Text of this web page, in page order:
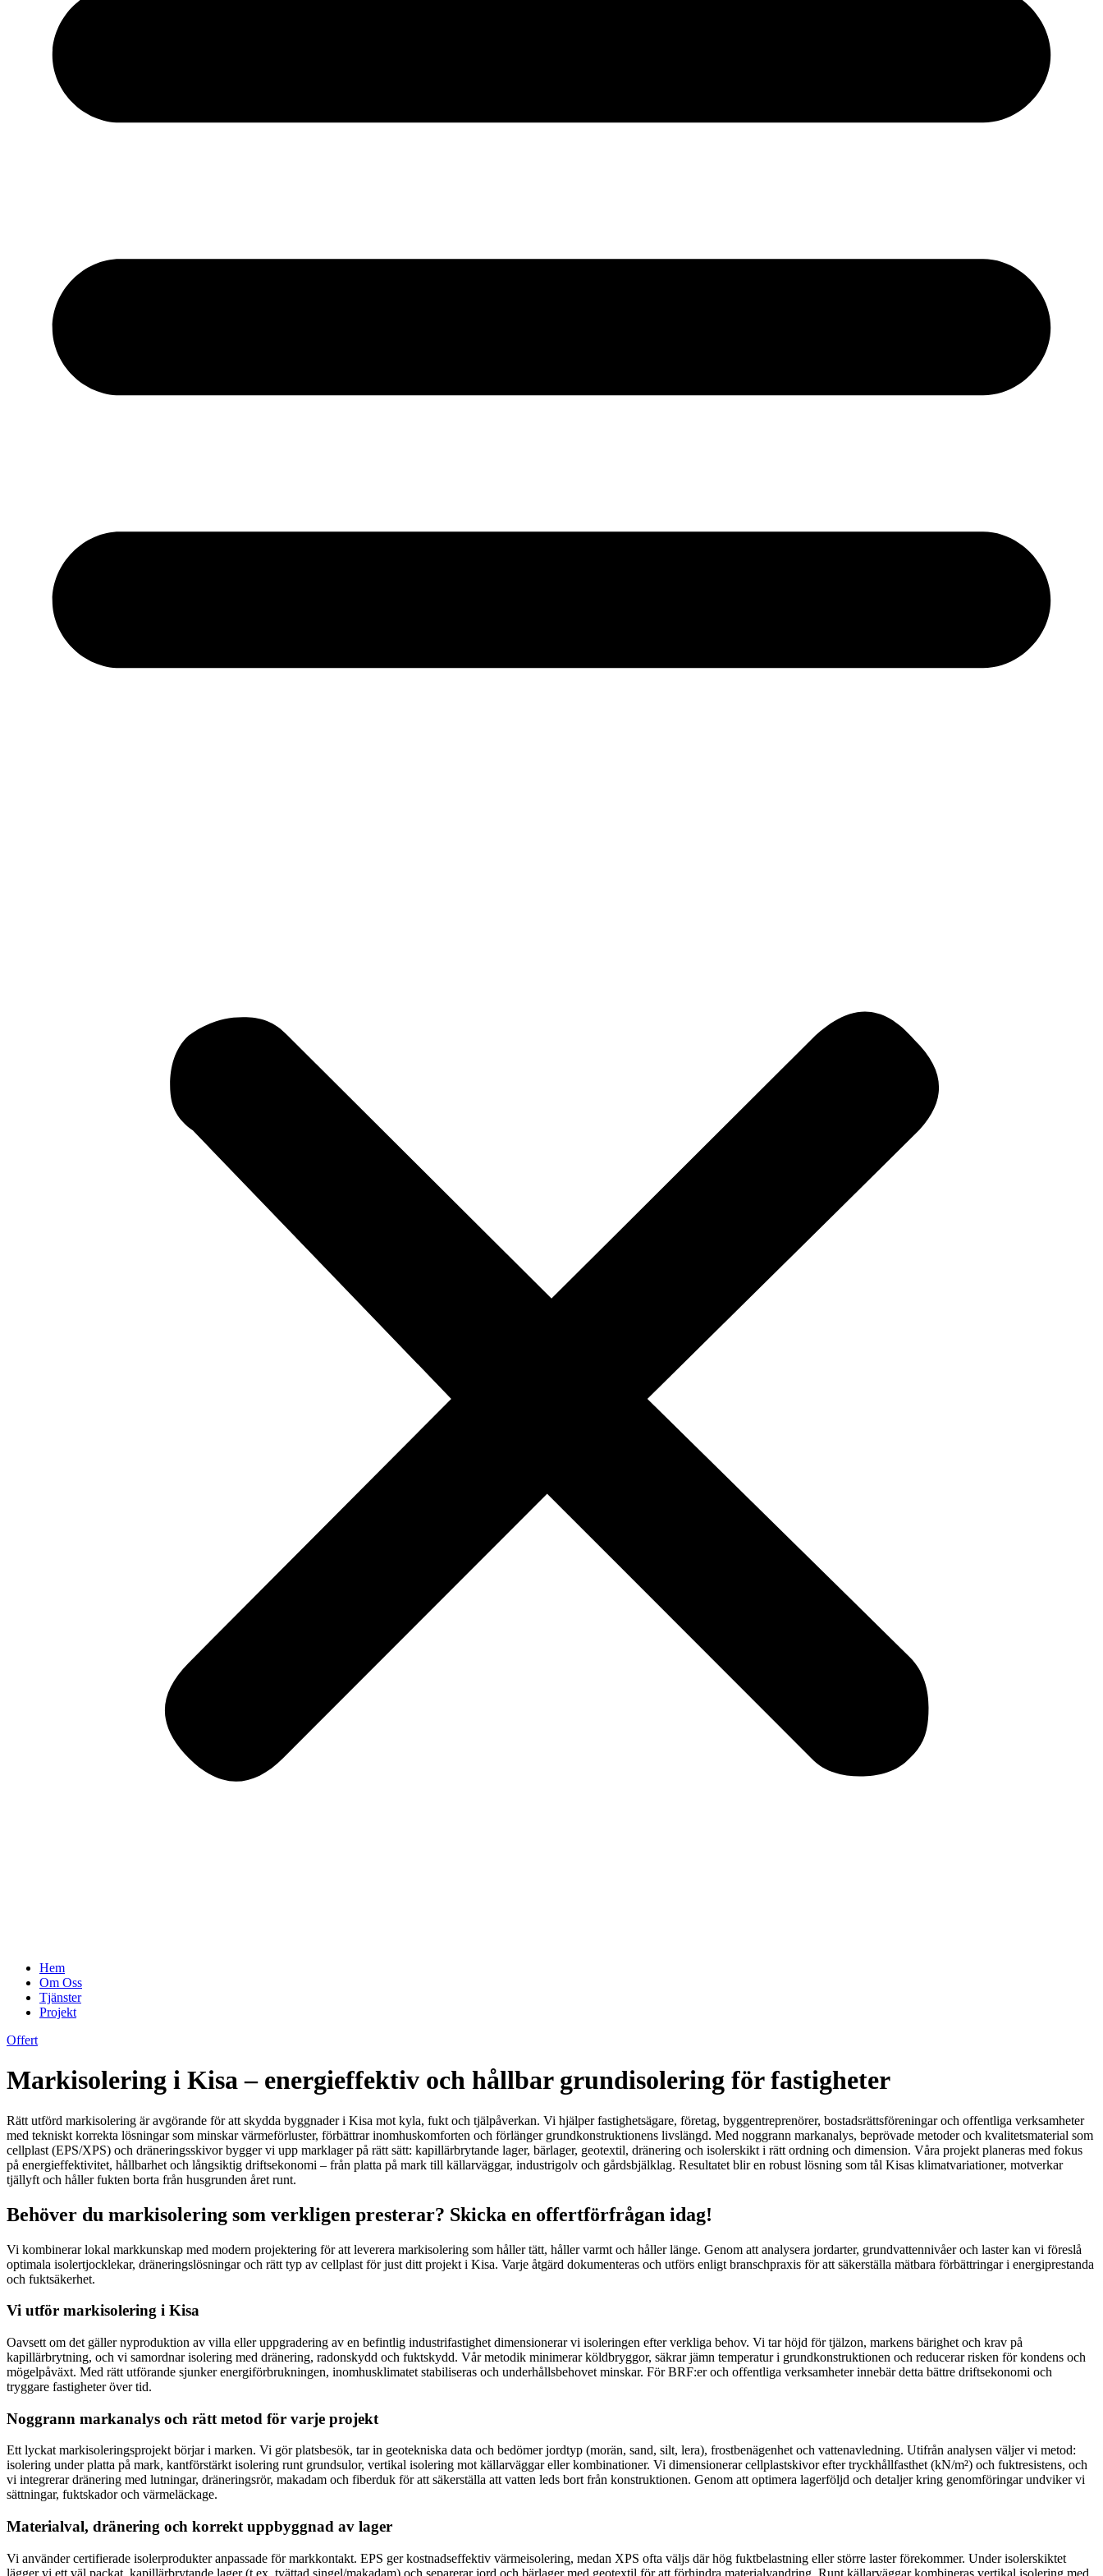
Hem
Om Oss
Tjänster
Projekt
Offert
Markisolering i Kisa – energieffektiv och hållbar grundisolering för fastigheter
Rätt utförd markisolering är avgörande för att skydda byggnader i Kisa mot kyla, fukt och tjälpåverkan. Vi hjälper fastighetsägare, företag, byggentreprenörer, bostadsrättsföreningar och offentliga verksamheter
med tekniskt korrekta lösningar som minskar värmeförluster, förbättrar inomhuskomforten och förlänger grundkonstruktionens livslängd. Med noggrann markanalys, beprövade metoder och kvalitetsmaterial som
cellplast (EPS/XPS) och dräneringsskivor bygger vi upp marklager på rätt sätt: kapillärbrytande lager, bärlager, geotextil, dränering och isolerskikt i rätt ordning och dimension. Våra projekt planeras med fokus
på energieffektivitet, hållbarhet och långsiktig driftsekonomi – från platta på mark till källarväggar, industrigolv och gårdsbjälklag. Resultatet blir en robust lösning som tål Kisas klimatvariationer, motverkar
tjällyft och håller fukten borta från husgrunden året runt.
Behöver du markisolering som verkligen presterar? Skicka en offertförfrågan idag!
Vi kombinerar lokal markkunskap med modern projektering för att leverera markisolering som håller tätt, håller varmt och håller länge. Genom att analysera jordarter, grundvattennivåer och laster kan vi föreslå
optimala isolertjocklekar, dräneringslösningar och rätt typ av cellplast för just ditt projekt i Kisa. Varje åtgärd dokumenteras och utförs enligt branschpraxis för att säkerställa mätbara förbättringar i energiprestanda
och fuktsäkerhet.
Vi utför markisolering i Kisa
Oavsett om det gäller nyproduktion av villa eller uppgradering av en befintlig industrifastighet dimensionerar vi isoleringen efter verkliga behov. Vi tar höjd för tjälzon, markens bärighet och krav på
kapillärbrytning, och vi samordnar isolering med dränering, radonskydd och fuktskydd. Vår metodik minimerar köldbryggor, säkrar jämn temperatur i grundkonstruktionen och reducerar risken för kondens och
mögelpåväxt. Med rätt utförande sjunker energiförbrukningen, inomhusklimatet stabiliseras och underhållsbehovet minskar. För BRF:er och offentliga verksamheter innebär detta bättre driftsekonomi och
tryggare fastigheter över tid.
Noggrann markanalys och rätt metod för varje projekt
Ett lyckat markisoleringsprojekt börjar i marken. Vi gör platsbesök, tar in geotekniska data och bedömer jordtyp (morän, sand, silt, lera), frostbenägenhet och vattenavledning. Utifrån analysen väljer vi metod:
isolering under platta på mark, kantförstärkt isolering runt grundsulor, vertikal isolering mot källarväggar eller kombinationer. Vi dimensionerar cellplastskivor efter tryckhållfasthet (kN/m²) och fuktresistens, och
vi integrerar dränering med lutningar, dräneringsrör, makadam och fiberduk för att säkerställa att vatten leds bort från konstruktionen. Genom att optimera lagerföljd och detaljer kring genomföringar undviker vi
sättningar, fuktskador och värmeläckage.
Materialval, dränering och korrekt uppbyggnad av lager
Vi använder certifierade isolerprodukter anpassade för markkontakt. EPS ger kostnadseffektiv värmeisolering, medan XPS ofta väljs där hög fuktbelastning eller större laster förekommer. Under isolerskiktet
lägger vi ett väl packat, kapillärbrytande lager (t.ex. tvättad singel/makadam) och separerar jord och bärlager med geotextil för att förhindra materialvandring. Runt källarväggar kombineras vertikal isolering med